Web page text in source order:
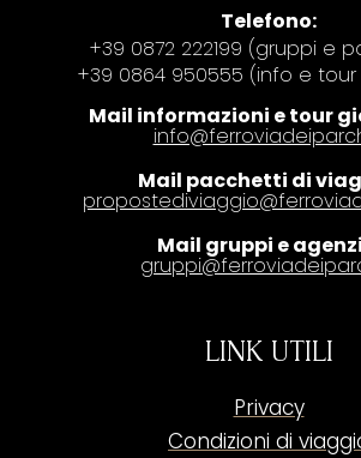
Telefono:
+39 0872 222199 (gruppi e
+39 0864 950555 (info e tour
Mail informazioni e tour
Mail pacchetti di
Mail gruppi e
LINK UTILI
Privacy
Condizioni di